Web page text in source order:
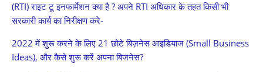
(RTI) राइट टू इनफार्मेशन क्या है ? अपने RTI अधिकार के तहत किसी भी
सरकारी कार्य का निरीक्षण करे-
2022 में शुरू करने के लिए 21 छोटे बिज़नेस आइडियाज (Small Business
Ideas), और कैसे शुरू करें अपना बिजनेस?